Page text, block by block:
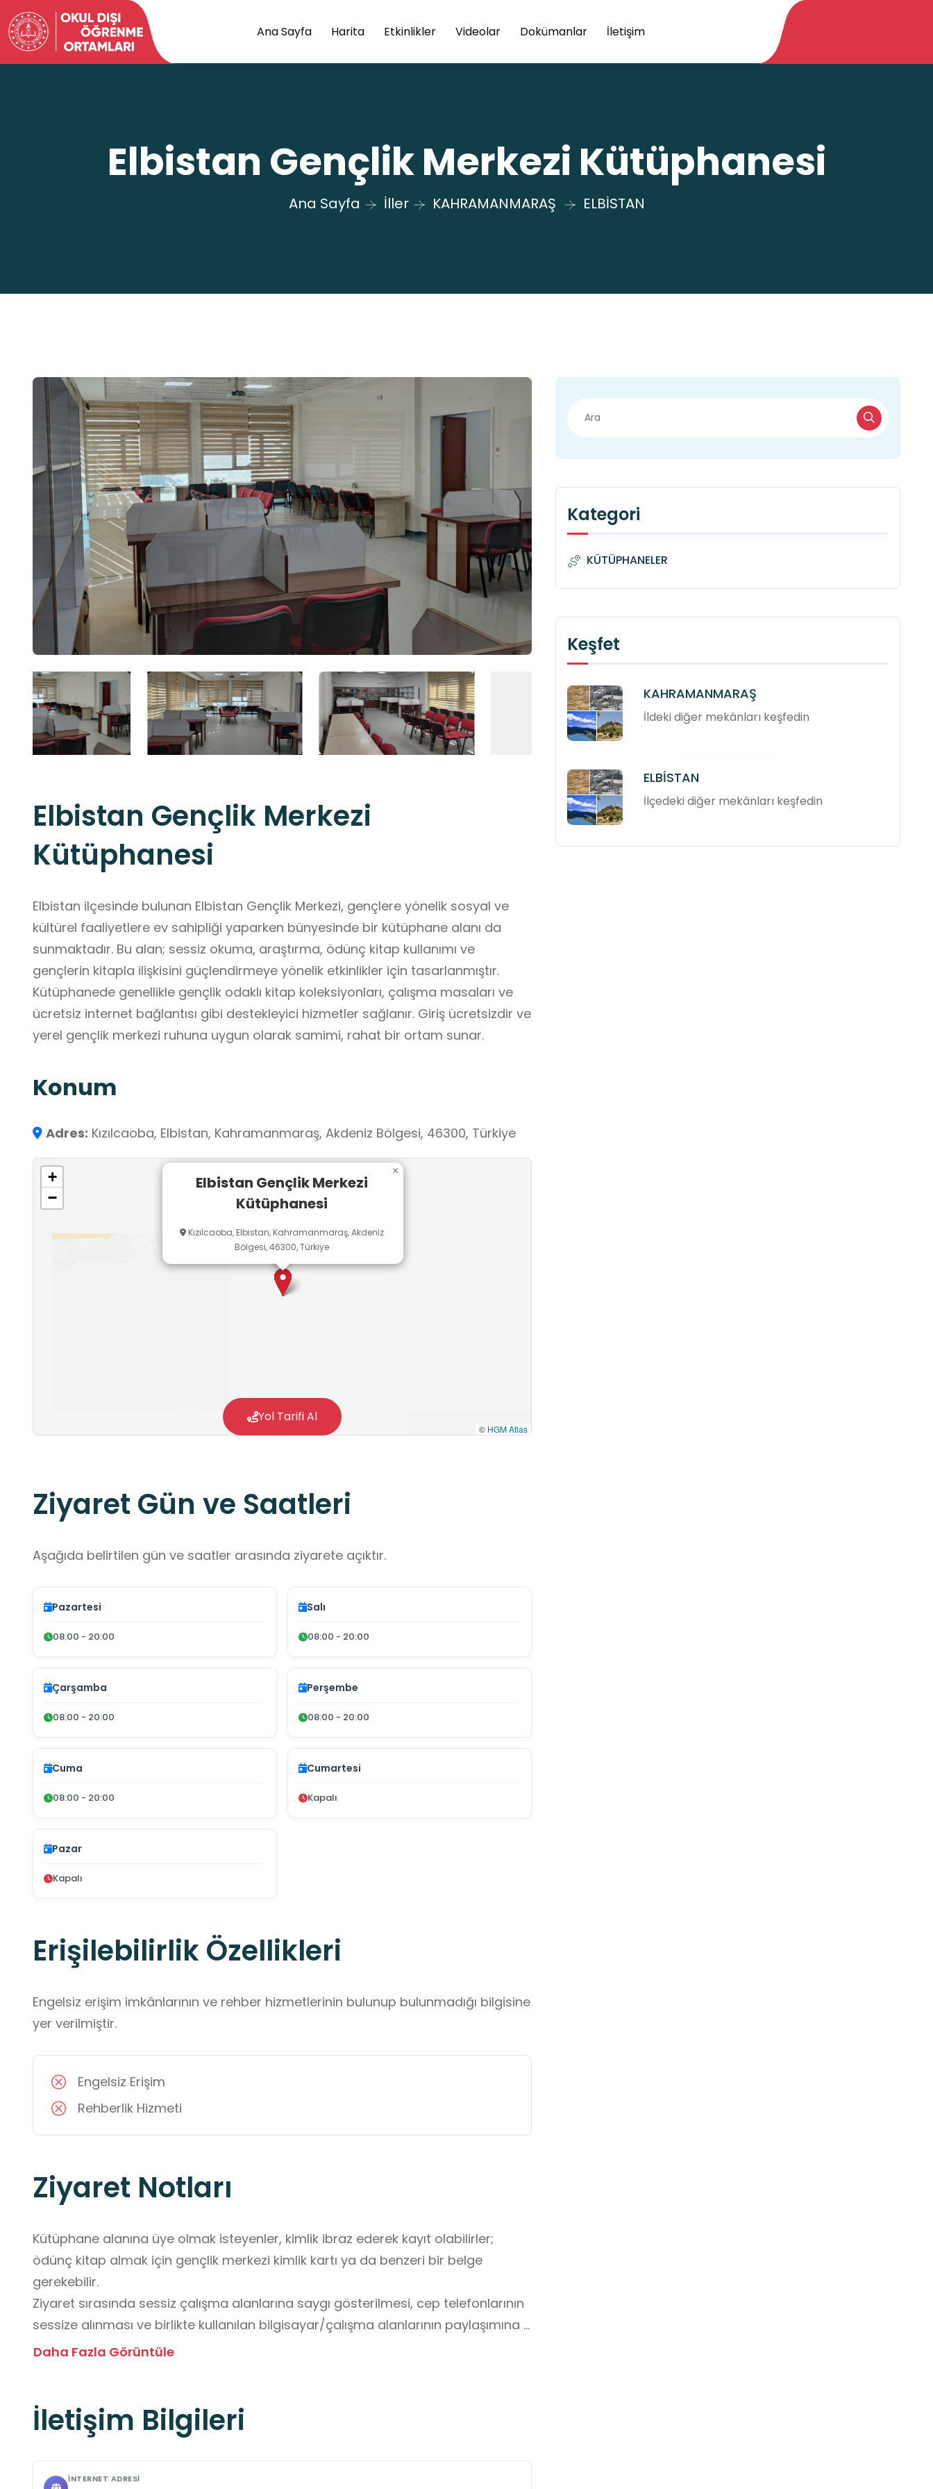
Ana Sayfa Harita Etkinlikler Videolar Dokümanlar İletişim
Elbistan Gençlik Merkezi Kütüphanesi
Ana Sayfa İller KAHRAMANMARAŞ ELBİSTAN
Elbistan Gençlik Merkezi
Kütüphanesi
Elbistan ilçesinde bulunan Elbistan Gençlik Merkezi, gençlere yönelik sosyal ve
kültürel faaliyetlere ev sahipliği yaparken bünyesinde bir kütüphane alanı da
sunmaktadır. Bu alan; sessiz okuma, araştırma, ödünç kitap kullanımı ve
gençlerin kitapla ilişkisini güçlendirmeye yönelik etkinlikler için tasarlanmıştır.
Kütüphanede genellikle gençlik odaklı kitap koleksiyonları, çalışma masaları ve
ücretsiz internet bağlantısı gibi destekleyici hizmetler sağlanır. Giriş ücretsizdir ve
yerel gençlik merkezi ruhuna uygun olarak samimi, rahat bir ortam sunar.
Konum
Adres: Kızılcaoba, Elbistan, Kahramanmaraş, Akdeniz Bölgesi, 46300, Türkiye
Elbistan Gençlik Merkezi
Kütüphanesi
Kızılcaoba, Elbistan, Kahramanmaraş, Akdeniz
Bölgesi, 46300, Türkiye
×
+
−
© HGM Atlas
Yol Tarifi Al
Ziyaret Gün ve Saatleri
Aşağıda belirtilen gün ve saatler arasında ziyarete açıktır.
Pazartesi
08:00 - 20:00
Salı
08:00 - 20:00
Çarşamba
08:00 - 20:00
Perşembe
08:00 - 20:00
Cuma
08:00 - 20:00
Cumartesi
Kapalı
Pazar
Kapalı
Erişilebilirlik Özellikleri
Engelsiz erişim imkânlarının ve rehber hizmetlerinin bulunup bulunmadığı bilgisine
yer verilmiştir.
Engelsiz Erişim
Rehberlik Hizmeti
Ziyaret Notları
Kütüphane alanına üye olmak isteyenler, kimlik ibraz ederek kayıt olabilirler;
ödünç kitap almak için gençlik merkezi kimlik kartı ya da benzeri bir belge
gerekebilir.
Ziyaret sırasında sessiz çalışma alanlarına saygı gösterilmesi, cep telefonlarının
sessize alınması ve birlikte kullanılan bilgisayar/çalışma alanlarının paylaşımına
özen gösterilmesi önerilir.
hizmet verdiği görülmektedir. Ziyaret öncesinde telefonla teyit edilmesi tavsiye
edilir.
özellikle sınav dönemlerinde çalışma saatlerinde değişiklik olabilir.
Daha Fazla Görüntüle
İletişim Bilgileri
İNTERNET ADRESI
Kategori
KÜTÜPHANELER
Keşfet
KAHRAMANMARAŞ
İldeki diğer mekânları keşfedin
ELBİSTAN
İlçedeki diğer mekânları keşfedin